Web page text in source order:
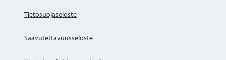
Tietosuojaseloste
Saavutettavuusseloste